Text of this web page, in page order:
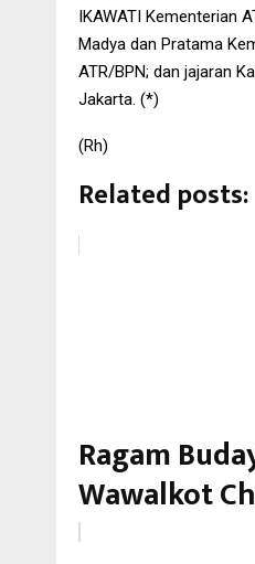
IKAWATI Kementerian
Madya dan Pratama
ATR/BPN; dan jajaran
Jakarta. (*)
(Rh)
Related posts:
Ragam
Wawalkot